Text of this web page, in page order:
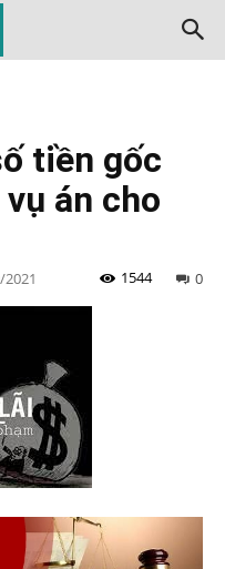
tiền gốc
án cho
0
1544